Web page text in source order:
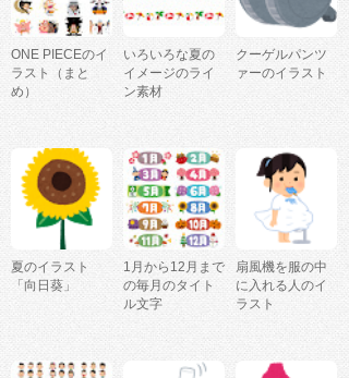
ONE PIECEのイ
ラスト（まと
め）
いろいろな夏の
イメージのライ
ン素材
クーゲルパンツ
ァーのイラスト
夏のイラスト
「向日葵」
1月から12月まで
の毎月のタイト
ル文字
扇風機を服の中
に入れる人のイ
ラスト